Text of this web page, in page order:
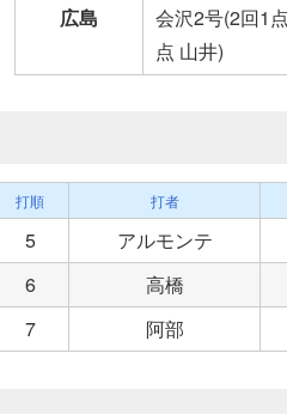
広島
会沢2号(2回1
点 山井)
打順 打者
5
アルモンテ
6
高橋
7 阿部